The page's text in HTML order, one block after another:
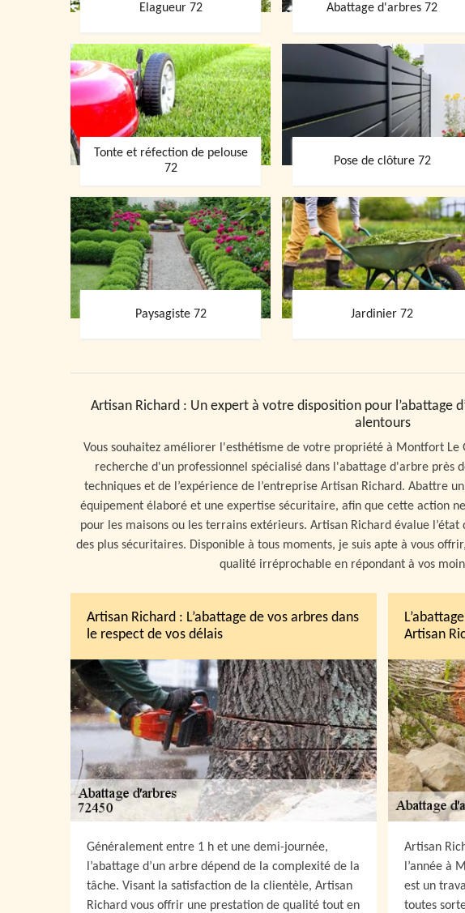
Elagueur 72 Abattage d'arbres 72
Tonte et réfection de pelouse
72
Pose de clôture 72
Paysagiste 72 Jardinier 72
Artisan Richard : Un expert à votre disposition pour l’abattage
alentours
Vous souhaitez améliorer l'esthétisme de votre propriété à Montfort Le
recherche d'un professionnel spécialisé dans l'abattage d'arbre près
techniques et de l’expérience de l’entreprise Artisan Richard. Abattre
équipement élaboré et une expertise sécuritaire, afin que cette action
pour les maisons ou les terrains extérieurs. Artisan Richard évalue
des plus sécuritaires. Disponible à tous moments, je suis apte à vous
qualité irréprochable en répondant à vos
Artisan Richard : L’abattage de vos arbres dans
le respect de vos délais
Généralement entre 1 h et une demi-journée,
l’abattage d’un arbre dépend de la complexité de la
tâche. Visant la satisfaction de la clientèle, Artisan
Richard vous offrir une prestation de qualité tout en
Artisan
Artisan
l’année à
est un
toutes